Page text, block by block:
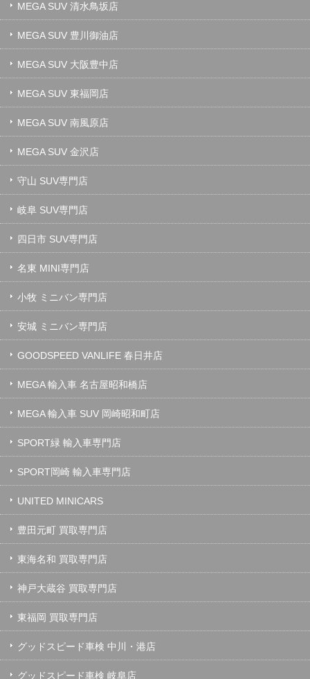
MEGA SUV 清水鳥坂店
MEGA SUV 豊川御油店
MEGA SUV 大阪豊中店
MEGA SUV 東福岡店
MEGA SUV 南風原店
MEGA SUV 金沢店
守山 SUV専門店
岐阜 SUV専門店
四日市 SUV専門店
名東 MINI専門店
小牧 ミニバン専門店
安城 ミニバン専門店
GOODSPEED VANLIFE 春日井店
MEGA 輸入車 名古屋昭和橋店
MEGA 輸入車 SUV 岡崎昭和町店
SPORT緑 輸入車専門店
SPORT岡崎 輸入車専門店
UNITED MINICARS
豊田元町 買取専門店
東海名和 買取専門店
神戸大蔵谷 買取専門店
東福岡 買取専門店
グッドスピード車検 中川・港店
グッドスピード車検 岐阜店